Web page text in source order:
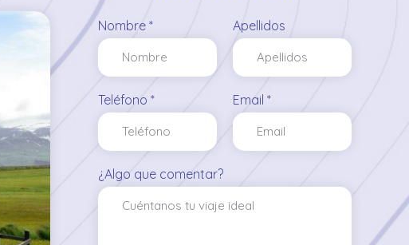
Nombre * Apellidos
Teléfono * Email *
¿Algo que comentar?